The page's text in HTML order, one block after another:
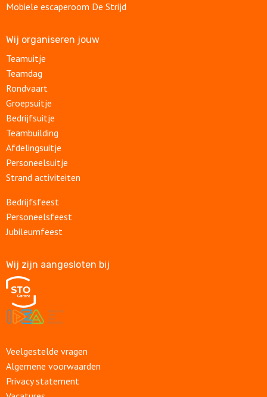
Mobiele escaperoom De Strijd
Wij organiseren jouw
Teamuitje
Teamdag
Rondvaart
Groepsuitje
Bedrijfsuitje
Teambuilding
Afdelingsuitje
Personeelsuitje
Strand activiteiten
Bedrijfsfeest
Personeelsfeest
Jubileumfeest
Wij zijn aangesloten bij
Veelgestelde vragen
Algemene voorwaarden
Privacy statement